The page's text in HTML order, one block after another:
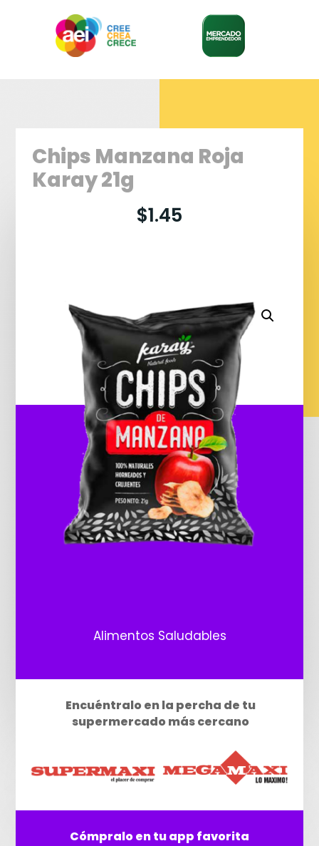
Chips Manzana Roja
Karay 21g
$1.45
Alimentos Saludables
Encuéntralo en la percha de tu
supermercado más cercano
Cómpralo en tu app favorita